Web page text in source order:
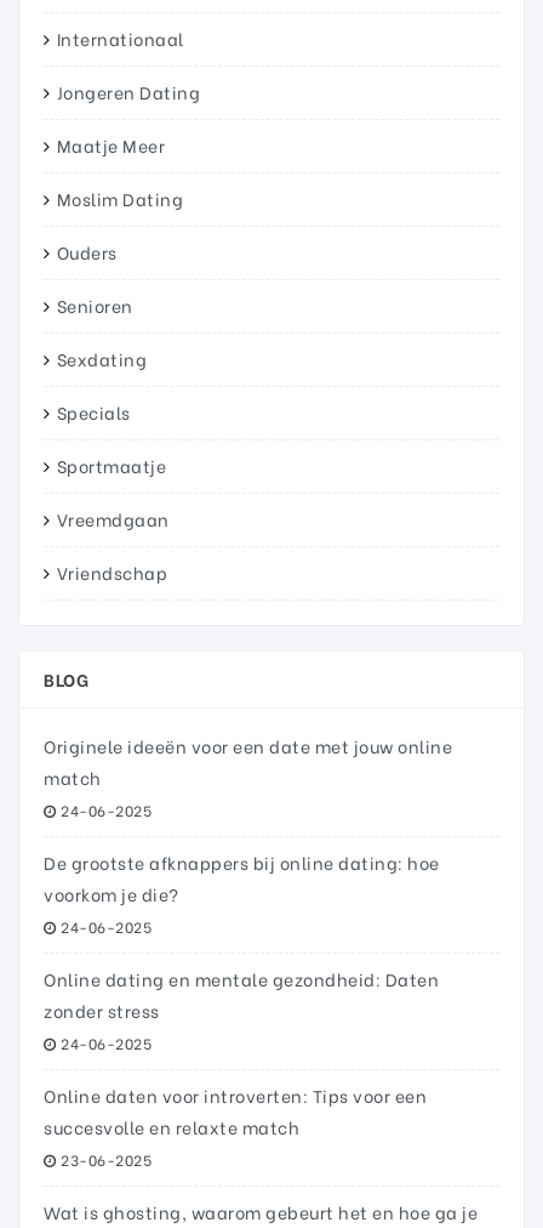
Internationaal
Jongeren Dating
Maatje Meer
Moslim Dating
Ouders
Senioren
Sexdating
Specials
Sportmaatje
Vreemdgaan
Vriendschap
BLOG
Originele ideeën voor een date met jouw online
match
24-06-2025
De grootste afknappers bij online dating: hoe
voorkom je die?
24-06-2025
Online dating en mentale gezondheid: Daten
zonder stress
24-06-2025
Online daten voor introverten: Tips voor een
succesvolle en relaxte match
23-06-2025
Wat is ghosting, waarom gebeurt het en hoe ga je